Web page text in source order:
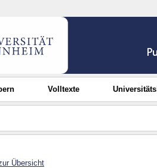
Volltexte
Übersicht